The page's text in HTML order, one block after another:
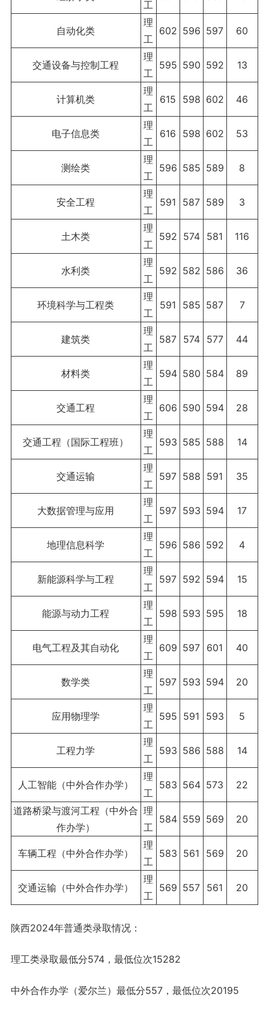
工
自动化类
理
工
602 596 597 60
交通设备与控制工程
理
工
595 590 592 13
计算机类
理
工
615 598 602 46
电子信息类
理
工
616 598 602 53
测绘类
理
工
596 585 589 8
安全工程
理
工
591 587 589 3
土木类
理
工
592 574 581 116
水利类
理
工
592 582 586 36
环境科学与工程类
理
工
591 585 587 7
建筑类
理
工
587 574 577 44
材料类
理
工
594 580 584 89
交通工程
理
工
606 590 594 28
交通工程（国际工程班）
理
工
593 585 588 14
交通运输
理
工
597 588 591 35
大数据管理与应用
理
工
597 593 594 17
地理信息科学
理
工
596 586 592 4
新能源科学与工程
理
工
597 592 594 15
能源与动力工程
理
工
598 593 595 18
电气工程及其自动化
理
工
609 597 601 40
数学类
理
工
597 593 594 20
应用物理学
理
工
595 591 593 5
工程力学
理
工
593 586 588 14
人工智能（中外合作办学）
理
工
583 564 573 22
道路桥梁与渡河工程（中外合
作办学）
理
工
584 559 569 20
车辆工程（中外合作办学）
理
工
583 561 569 20
交通运输（中外合作办学）
理
工
569 557 561 20
陕西2024年普通类录取情况：
理工类录取最低分574，最低位次15282
中外合作办学（爱尔兰）最低分557，最低位次20195